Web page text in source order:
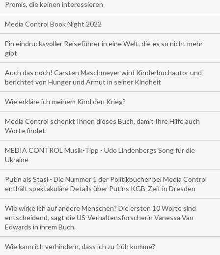
Promis, die keinen interessieren
Media Control Book Night 2022
Ein eindrucksvoller Reiseführer in eine Welt, die es so nicht mehr
gibt
Auch das noch! Carsten Maschmeyer wird Kinderbuchautor und
berichtet von Hunger und Armut in seiner Kindheit
Wie erkläre ich meinem Kind den Krieg?
Media Control schenkt Ihnen dieses Buch, damit Ihre Hilfe auch
Worte findet.
MEDIA CONTROL Musik-Tipp - Udo Lindenbergs Song für die
Ukraine
Putin als Stasi - Die Nummer 1 der Politikbücher bei Media Control
enthält spektakuläre Details über Putins KGB-Zeit in Dresden
Wie wirke ich auf andere Menschen? Die ersten 10 Worte sind
entscheidend, sagt die US-Verhaltensforscherin Vanessa Van
Edwards in ihrem Buch.
Wie kann ich verhindern, dass ich zu früh komme?